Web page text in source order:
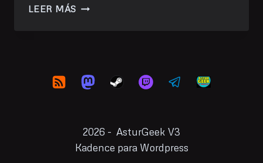
LEER MÁS VISITA
2026 - AsturGeek V3
Kadence para Wordpress